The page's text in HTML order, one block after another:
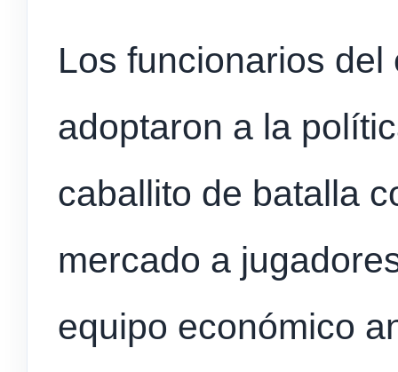
Los funcionarios
adoptaron a la
caballito de batalla
mercado a
equipo económico